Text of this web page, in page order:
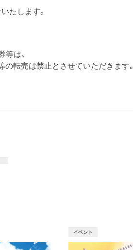
たします。
等は、
転売は禁止とさせていただきます。
イベント